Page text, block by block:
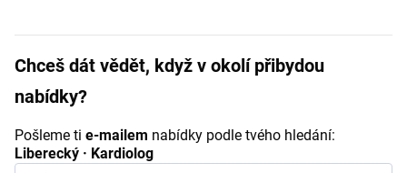
Chceš dát vědět, když v okolí přibydou
nabídky?
Pošleme ti e-mailem nabídky podle tvého hledání:
Liberecký · Kardiolog